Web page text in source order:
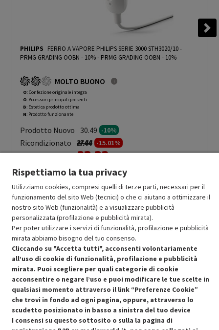
PHILIPS FERRO A VAPORE PHILIPS SERIE 3000 STH3020/10 -
PRMG GRADING OOBN - 10%- PRMG GRADING OOBN - 10%
MOLTO BUONO
O: Confezione originale integra
O: Accessori principali presenti
B: Estetica prodotto ottima
N: Prodotto funzionante
Prodotto Nuovo 30.49 -10%
Ricondizionato Prezzo ridotto da
27.44a-15.01%
In Promozione 23.32
Aggiungi al carrello
SCONTO RICONDIZIONATI
Approfitta dello sconto del 15% sul prodotto ricondizionato.
Condizioni generali di vendita
Cookie Policy
Recedere dal contratto qui
Rispettiamo la tua privacy
Utilizziamo cookies, compresi quelli di terze parti, necessari per il
funzionamento del sito Web (tecnici) o che ci aiutano a ottimizzare il
nostro sito Web (funzionalità) e a visualizzare pubblicità
personalizzata (profilazione e pubblicità mirata).
Per poter utilizzare i servizi di funzionalità, profilazione e pubblicità
mirata abbiamo bisogno del tuo consenso.
Cliccando su "Accetta tutti", acconsenti volontariamente
all’uso di cookie di funzionalità, profilazione e pubblicità
mirata. Puoi scegliere per quali categorie di cookie
acconsentire o negare l’uso e puoi modificare le tue scelte in
qualsiasi momento attraverso il link “Preferenze Cookie”
che trovi in fondo ad ogni pagina, oppure, attraverso lo
scudetto posizionato in basso a sinistra del tuo device
I consensi su questo sottosito o sulla la pagina di